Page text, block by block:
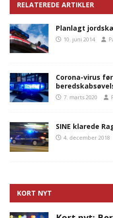
RELATEREDE ARTIKLER
Planlagt
10. juni 2014
Corona-virus
7. marts 2020
SINE klarede
4. december 2018
KORT NYT